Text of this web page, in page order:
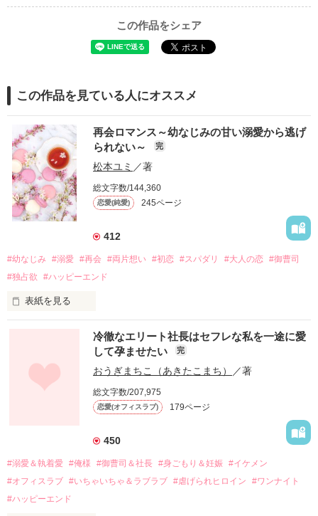
この作品をシェア
この作品を見ている人にオススメ
再会ロマンス～幼なじみの甘い溺愛から逃げ
られない～
完
松本ユミ ／著
総文字数/144,360
恋愛(純愛) 245ページ
412
#幼なじみ #溺愛 #再会 #両片想い #初恋 #スパダリ #大人の恋 #御曹司
#独占欲
#ハッピーエンド
表紙を見る
幼なじみの哲平に淡い恋心を抱いていた美桜。
しかし、ある出来事をきっかけに二人の関係は壊れてしまう。
関係修復もできないまま、美桜は両親の離婚によって
引っ越すことになり、哲平とも離れ離れになった。
それから約十二年後。
過去の傷から、二度と会いたくないと思っていた哲平に
運命のような再会を果たす。
酔った勢いで一夜を共にしてしまった。
冷徹なエリート社長はセフレな私を一途に愛
して孕ませたい
完
おうぎまちこ（あきたこまち） ／著
総文字数/207,975
恋愛(オフィスラブ) 179ページ
450
#溺愛＆執着愛 #俺様 #御曹司＆社長 #身ごもり＆妊娠 #イケメン
#オフィスラブ #いちゃいちゃ＆ラブラブ #虐げられヒロイン
#ワンナイト
#ハッピーエンド